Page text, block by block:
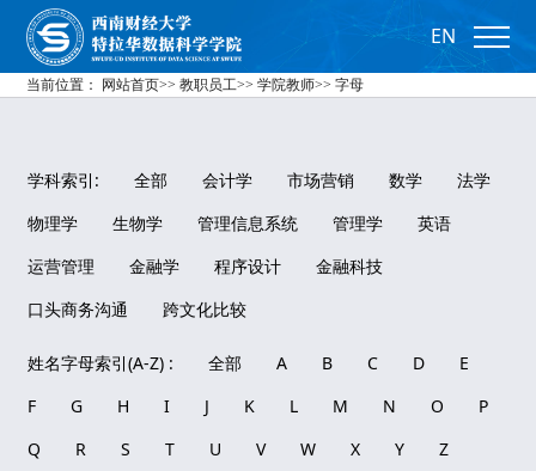
EN
当前位置： 网站首页>> 教职员工>> 学院教师>> 字母
学科索引: 全部 会计学 市场营销 数学
法学
物理学
生物学 管理信息系统 管理学
英语
运营管理
金融学 程序设计
金融科技
口头商务沟通
跨文化比较
姓名字母索引(A-Z) : 全部 A B C D
E
F
G H I J K L M N O
P
Q
R S T U V W X Y Z